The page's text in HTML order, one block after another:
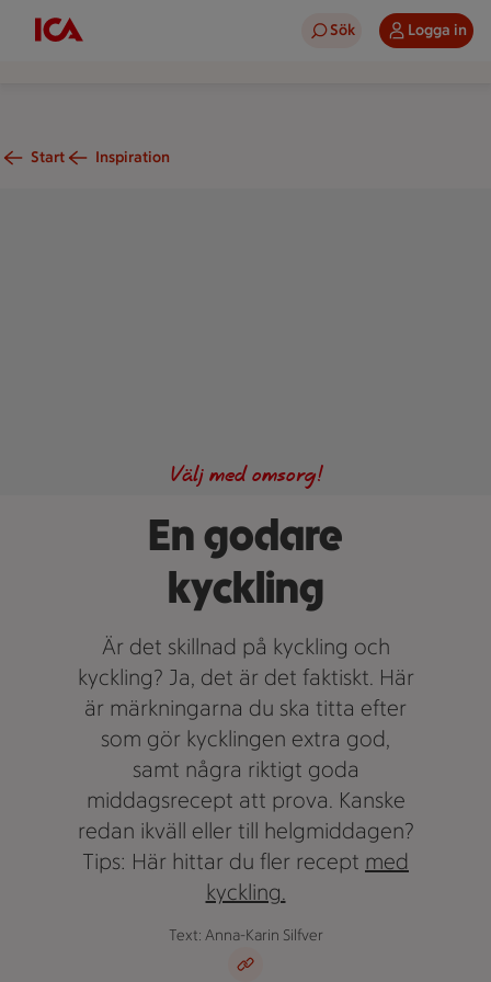
Sök Logga in
Start Inspiration
En godare
kyckling
Välj med omsorg!
Är det skillnad på kyckling och
kyckling? Ja, det är det faktiskt. Här
är märkningarna du ska titta efter
som gör kycklingen extra god,
samt några riktigt goda
middagsrecept att prova. Kanske
redan ikväll eller till helgmiddagen?
Tips: Här hittar du fler recept med
kyckling.
Text: Anna-Karin Silfver